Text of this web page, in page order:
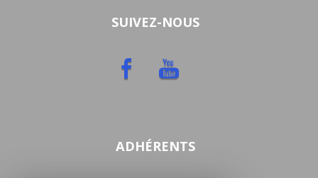
SUIVEZ-NOUS
ADHÉRENTS